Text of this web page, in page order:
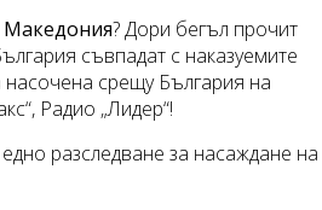
Македония? Дори бегъл прочит
съвпадат с наказуемите
насочена срещу България на
Радио „Лидер“!
разследване за насаждане на